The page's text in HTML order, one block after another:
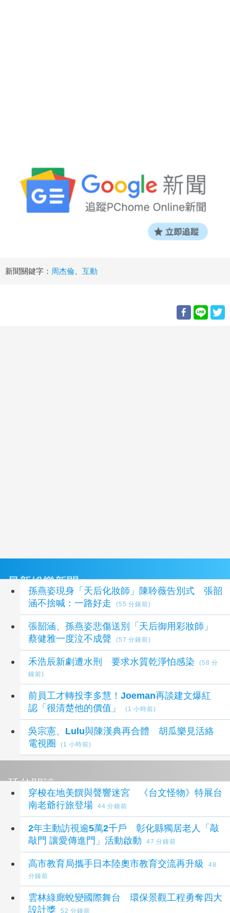
新聞關鍵字： 周杰倫 互動
最新娛樂新聞
孫燕姿現身「天后化妝師」陳聆薇告別式 張韶
涵不捨喊：一路好走
(55 分鐘前)
張韶涵、孫燕姿悲傷送別「天后御用彩妝師」
蔡健雅一度泣不成聲
(57 分鐘前)
禾浩辰新劇遭水刑 要求水質乾淨怕感染
(58 分
鐘前)
前員工才轉投李多慧！Joeman再談建文爆紅
認「很清楚他的價值」
(1 小時前)
吳宗憲、Lulu與陳漢典再合體 胡瓜樂見活絡
電視圈
(1 小時前)
延伸閱讀
穿梭在地美饌與聲響迷宮 《台文怪物》特展台
南老爺行旅登場
44 分鐘前
2年主動訪視逾5萬2千戶 彰化縣獨居老人「敲
敲門 讓愛傳進門」活動啟動
47 分鐘前
高市教育局攜手日本陸奧市教育交流再升級
48
分鐘前
雲林綠廊蛻變國際舞台 環保景觀工程勇奪四大
設計獎
52 分鐘前